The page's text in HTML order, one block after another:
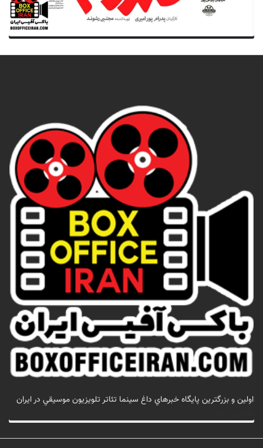
اولين و بزرگترين پايگاه خبرهاي داغ سينما تئاتر تلويزيون موسيقي در ايران